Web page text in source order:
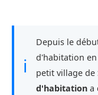
ℹ
Depuis le
d'habitation
petit village de
d'habitation a